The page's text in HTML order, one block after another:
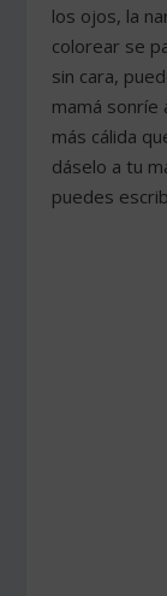
los ojos, la
colorear se
sin cara,
mamá sonríe
más cálida
dáselo a tu
puedes